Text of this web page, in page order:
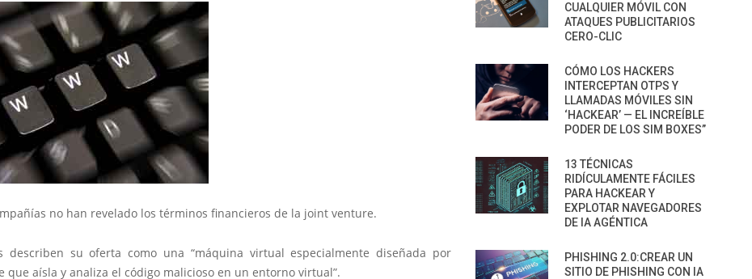
no han revelado los términos financieros de la joint venture.
describen su oferta como una “máquina virtual especialmente diseñada por
que aísla y analiza el código malicioso en un entorno virtual”.
CUALQUIER MÓVIL CON
ATAQUES PUBLICITARIOS
CERO-CLIC
CÓMO LOS HACKERS
INTERCEPTAN OTPS Y
LLAMADAS MÓVILES SIN
‘HACKEAR’ — EL INCREÍBLE
PODER DE LOS SIM BOXES”
13 TÉCNICAS
RIDÍCULAMENTE FÁCILES
PARA HACKEAR Y
EXPLOTAR NAVEGADORES
DE IA AGÉNTICA
PHISHING 2.0:CREAR UN
SITIO DE PHISHING CON IA